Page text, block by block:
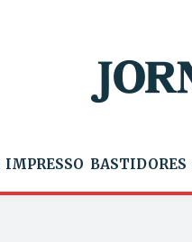
IMPRESSO BASTIDORES